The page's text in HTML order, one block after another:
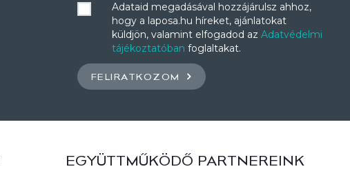
Adataid megadásával hozzájárulsz ahhoz,
hogy a laposa.hu híreket, ajánlatokat
küldjön, valamint elfogadod az Adatvédelmi
tájékoztatóban foglaltakat.
FELIRATKOZOM
EGYÜTTMŰKÖDŐ PARTNEREINK